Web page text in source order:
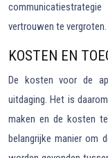
vertrouwen te vergroten.
KOSTEN EN
De kosten voor de
uitdaging. Het is
maken en de kosten
belangrijke manier om